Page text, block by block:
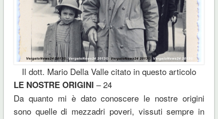
Il dott. Mario Della Valle citato in questo articolo
LE NOSTRE ORIGINI – 24
Da quanto mi è dato conoscere le nostre origini
sono quelle di mezzadri poveri, vissuti sempre in